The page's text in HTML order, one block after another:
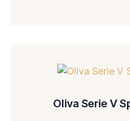
Oliva Serie V